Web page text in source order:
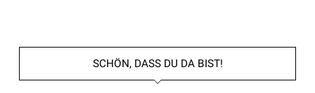
SCHÖN, DASS DU DA BIST!